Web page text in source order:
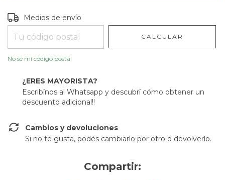
Entregas para el CP:
Medios de envío
CALCULAR
No sé mi código postal
¿ERES MAYORISTA?
Escribínos al Whatsapp y descubrí cómo obtener un
descuento adicional!!
Cambios y devoluciones
Si no te gusta, podés cambiarlo por otro o devolverlo.
Compartir: